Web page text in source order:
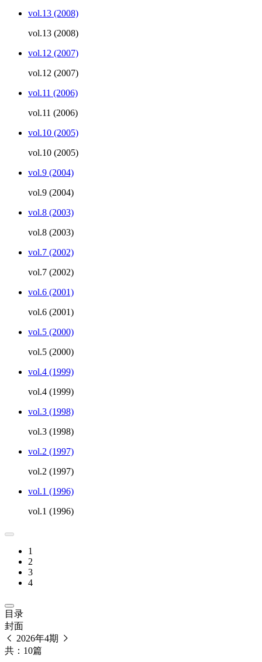
vol.13 (2008)
vol.13 (2008)
vol.12 (2007)
vol.12 (2007)
vol.11 (2006)
vol.11 (2006)
vol.10 (2005)
vol.10 (2005)
vol.9 (2004)
vol.9 (2004)
vol.8 (2003)
vol.8 (2003)
vol.7 (2002)
vol.7 (2002)
vol.6 (2001)
vol.6 (2001)
vol.5 (2000)
vol.5 (2000)
vol.4 (1999)
vol.4 (1999)
vol.3 (1998)
vol.3 (1998)
vol.2 (1997)
vol.2 (1997)
vol.1 (1996)
vol.1 (1996)
1
2
3
4
目录
封面
2026年4期
共：10篇